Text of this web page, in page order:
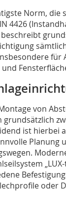
Norm, die
4426
für
und
von
grundsätzlich
ist hierbei
Planung
oder